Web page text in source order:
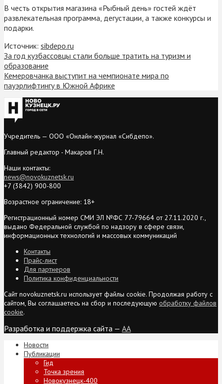
В честь открытия магазина «Рыбный день» гостей ждёт
развлекательная программа, дегустации, а также конкурсы и
подарки.
Источник: sibdepo.ru
За год кузбассовцы стали больше тратить на туризм и
образование
Кемеровчанка выступит на чемпионате мира по
пауэрлифтингу в Южной Африке
Учредитель — ООО «Онлайн-журнал «Сибдепо».
Главный редактор - Макаров Г.Н.
Наши контакты:
news@novokuznetsk.ru
+7 (3842) 900-800
Возрастное ограничение: 18+
Регистрационный номер СМИ ЭЛ №ФС 77-79664 от 27.11.2020 г.,
выдано Федеральной службой по надзору в сфере связи,
информационных технологий и массовых коммуникаций
Контакты
Прайс-лист
Для партнеров
Политика конфиденциальности
Сайт novokuznetsk.ru использует файлы cookie. Продолжая работу с
сайтом, Вы соглашаетесь на сбор и последующую обработку файлов
cookie.
Разработка и поддержка сайта — AA
Новости
Публикации
Гид
Точка зрения
Новокузнецк-400